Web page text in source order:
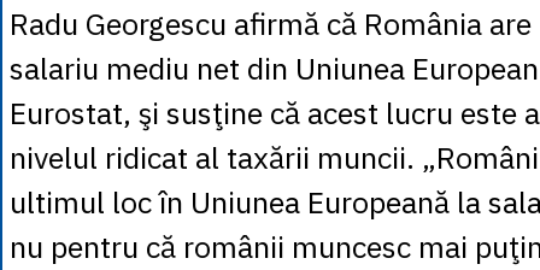
Radu Georgescu afirmă că România
salariu mediu net din Uniunea
Eurostat, şi susţine că acest lucru este
nivelul ridicat al taxării muncii.
ultimul loc în Uniunea Europeană la
nu pentru că românii muncesc mai